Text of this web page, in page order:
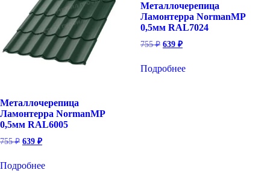
Металлочерепица
Ламонтерра NormanMP
0,5мм RAL6005
755₽ Первоначальная
755 ₽.
639 ₽Текущая
Подробнее
Металлочерепица
Ламонтерра NormanMP
0,5мм RAL7024
755₽ Первоначальная
755 ₽.
639 ₽Текущая
Подробнее